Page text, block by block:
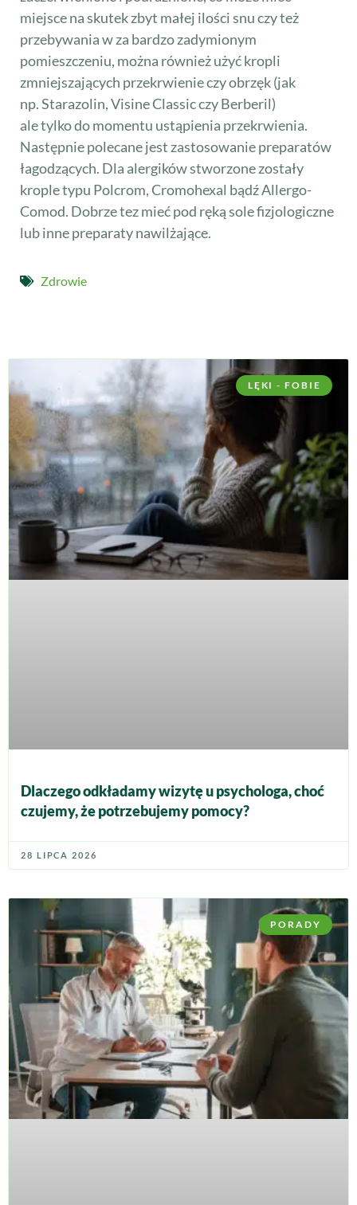
miejsce na skutek zbyt małej ilości snu czy też
przebywania w za bardzo zadymionym
pomieszczeniu, można również użyć kropli
zmniejszających przekrwienie czy obrzęk (jak
np. Starazolin, Visine Classic czy Berberil)
ale tylko do momentu ustąpienia przekrwienia.
Następnie polecane jest zastosowanie preparatów
łagodzących. Dla alergików stworzone zostały
krople typu Polcrom, Cromohexal bądź Allergo-
Comod. Dobrze tez mieć pod ręką sole fizjologiczne
lub inne preparaty nawilżające.
Zdrowie
LĘKI - FOBIE
Dlaczego odkładamy wizytę u psychologa, choć
czujemy, że potrzebujemy pomocy?
28 LIPCA 2026
PORADY